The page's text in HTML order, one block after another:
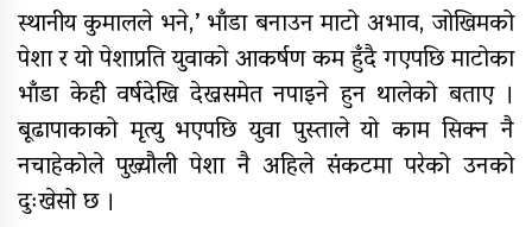
स्थानीय कुमालले भने,’ भाँडा बनाउन माटो अभाव, जोखिमको
पेशा र यो पेशाप्रति युवाको आकर्षण कम हुँदै गएपछि माटोका
भाँडा केही वर्षदेखि देख्नसमेत नपाइने हुन थालेको बताए ।
बूढापाकाको मृत्यु भएपछि युवा पुस्ताले यो काम सिक्न नै
नचाहेकोले पुख्र्यौली पेशा नै अहिले संकटमा परेको उनको
दुःखेसो छ ।